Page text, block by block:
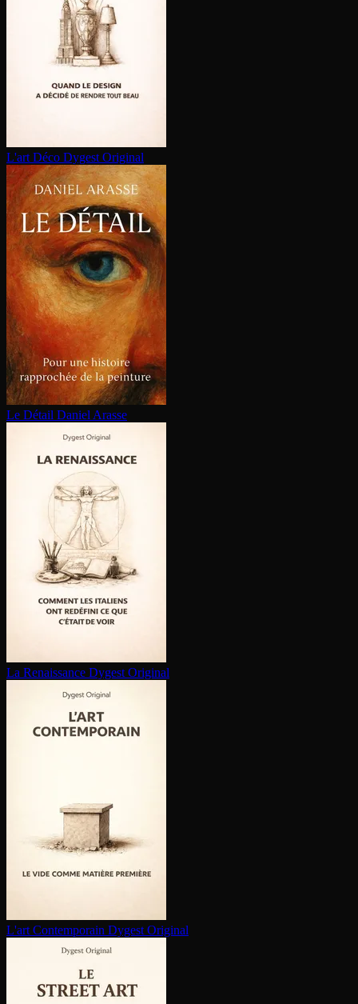
L'art Déco Dygest Original
Le Détail Daniel Arasse
La Renaissance Dygest Original
L'art Contem­po­rain Dygest Original